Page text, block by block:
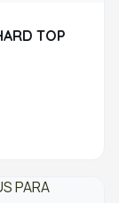
TOP